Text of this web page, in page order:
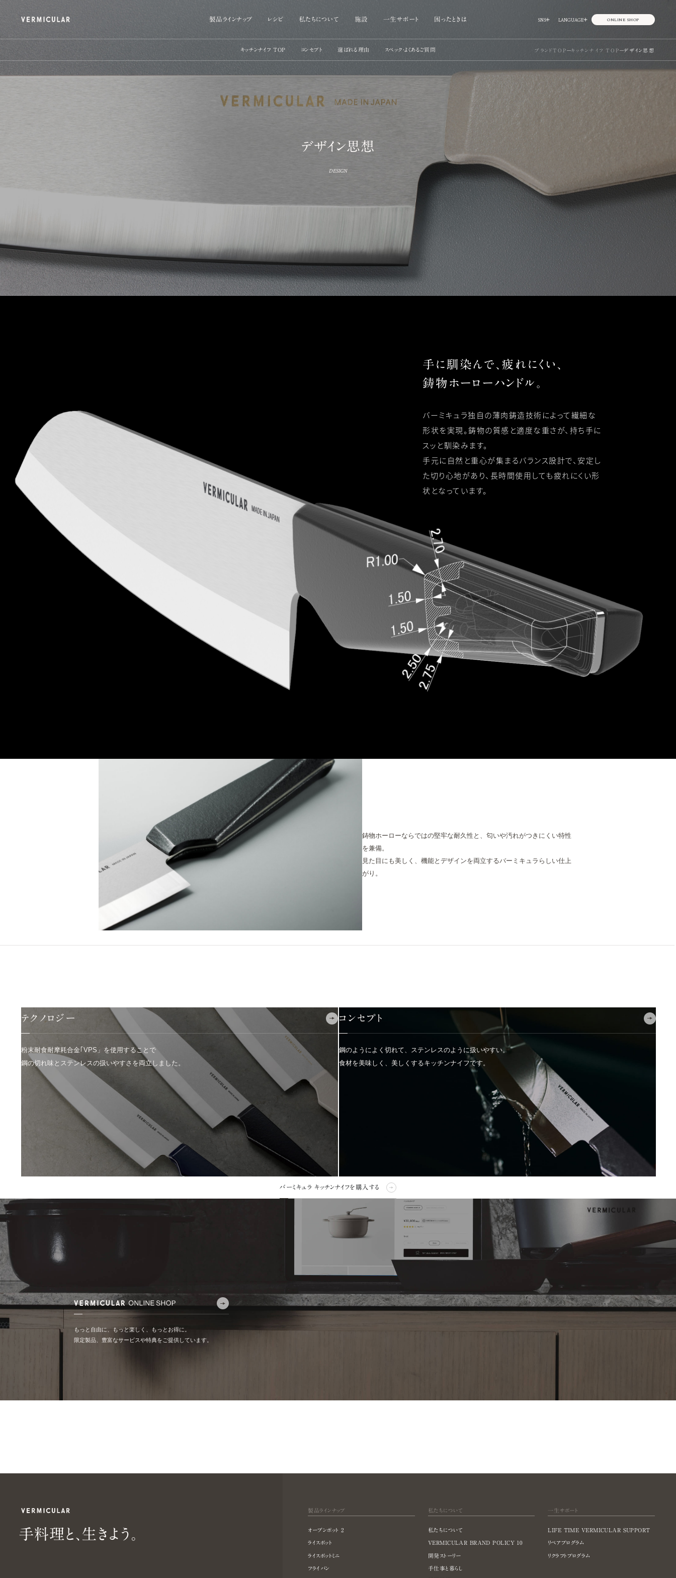
製品ラインナップ
フライパン
Yukihira
ユキヒラ
Tableware Frozen Deli Kitchen Knife
レシピ 私たちについて
VERMICULAR BRAND POLICY 10
手仕事と暮らし
採用情報
取材・法人営業の問い合わせ
受賞歴
施設
VERMICULAR NEWoMan TAKANAWA （ 東京・高輪 ）
その他取り扱い店舗
一生サポート
リペアプログラム
困ったときは
よくあるご質問
SNS LANGUAGE ONLINE SHOP
キッチンナイフ TOP コンセプト 選ばれる理由
テクノロジー
スペック・よくあるご質問
スペック
デザイン思想
DESIGN
ブランドTOP キッチンナイフ TOP デザイン思想
手に馴染んで、疲れにくい、
鋳物ホーローハンドル。
バーミキュラ独自の薄肉鋳造技術によって繊細な
形状を実現。鋳物の質感と適度な重さが、持ち手に
スッと馴染みます。
手元に自然と重心が集まるバランス設計で、安定し
た切り心地があり、長時間使用しても疲れにくい形
状となっています。
鋳物ホーローならではの堅牢な耐久性と、匂いや汚れがつきにくい特性
を兼備。
見た目にも美しく、機能とデザインを両立するバーミキュラらしい仕上
がり。
テクノロジー
粉末耐食耐摩耗合金｢VPS」を使用することで
鋼の切れ味とステンレスの扱いやすさを両立しました。
コンセプト
鋼のようによく切れて、ステンレスのように扱いやすい。
食材を美味しく、美しくするキッチンナイフです。
バーミキュラ キッチンナイフを購入する
もっと自由に、もっと楽しく、もっとお得に。
限定製品、豊富なサービスや特典をご提供しています。
手
手料理と、 生 きよ う。
製品ラインナップ
オーブンポット 2
ライスポット
ライスポットミニ
フライパン
私たちについて
私たちについて
VERMICULAR BRAND POLICY 10
開発ストーリー
手仕事と暮らし
一生サポート
LIFE TIME VERMICULAR SUPPORT
リペアプログラム
リクラフトプログラム